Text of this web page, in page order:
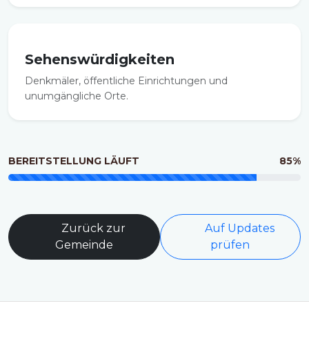
Sehenswürdigkeiten
Denkmäler, öffentliche Einrichtungen und
unumgängliche Orte.
BEREITSTELLUNG LÄUFT 85%
Zurück zur
Gemeinde
Auf Updates
prüfen